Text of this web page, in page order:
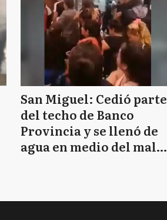
San Miguel: Cedió parte
del techo de Banco
Provincia y se llenó de
agua en medio del mal